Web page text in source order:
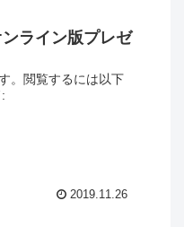
ライン版プレゼ
。閲覧するには以下
2019.11.26